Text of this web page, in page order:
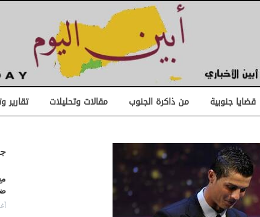
قضايا جنوبية من ذاكرة الجنوب مقالات وتحليلات تقارير